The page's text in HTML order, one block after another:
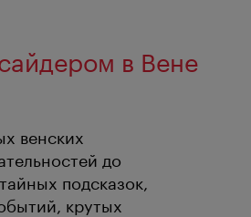
в Вене
венских
до
подсказок,
крутых